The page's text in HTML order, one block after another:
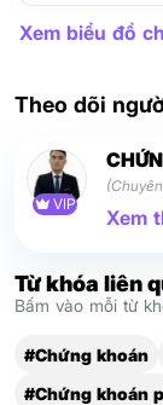
Xem biểu đồ
Theo dõi
VIP
Xem
Từ khóa liên
Bấm vào mỗi từ
#Chứng khoán
#Chứng khoán